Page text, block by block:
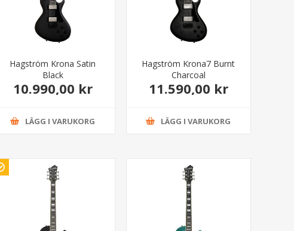
Hagström Krona Satin
Black
10.990,00 kr
LÄGG I VARUKORG
Hagström Krona7 Burnt
Charcoal
11.590,00 kr
LÄGG I VARUKORG